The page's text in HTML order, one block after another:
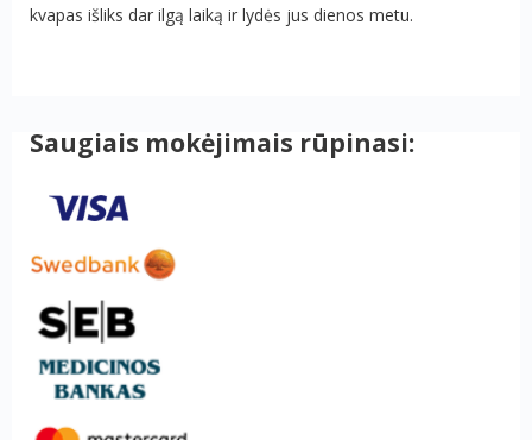
kvapas išliks dar ilgą laiką ir lydės jus dienos metu.
Saugiais mokėjimais rūpinasi: